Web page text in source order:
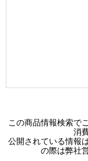
この商品情報検索で
消
公開されている情報
の際は弊社